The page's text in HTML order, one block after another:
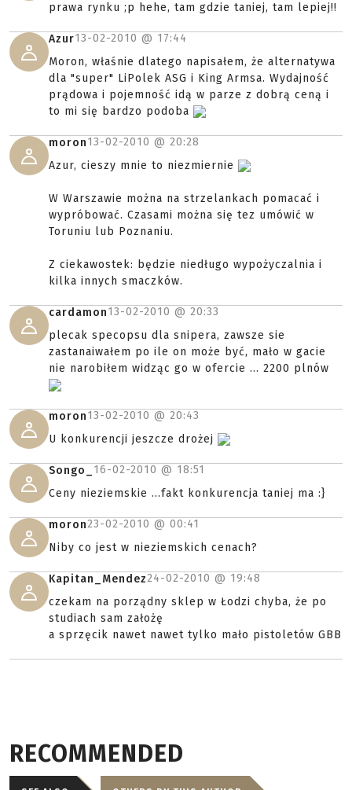
prawa rynku ;p hehe, tam gdzie taniej, tam lepiej!!
Azur13-02-2010 @ 17:44
Moron, właśnie dlatego napisałem, że alternatywa
dla "super" LiPolek ASG i King Armsa. Wydajność
prądowa i pojemność idą w parze z dobrą ceną i
to mi się bardzo podoba
moron13-02-2010 @ 20:28
Azur, cieszy mnie to niezmiernie
W Warszawie można na strzelankach pomacać i
wypróbować. Czasami można się tez umówić w
Toruniu lub Poznaniu.
Z ciekawostek: będzie niedługo wypożyczalnia i
kilka innych smaczków.
cardamon13-02-2010 @ 20:33
plecak specopsu dla snipera, zawsze sie
zastanaiwałem po ile on może być, mało w gacie
nie narobiłem widząc go w ofercie ... 2200 plnów
moron13-02-2010 @ 20:43
U konkurencji jeszcze drożej
Songo_ 16-02-2010 @ 18:51
Ceny nieziemskie ...fakt konkurencja taniej ma :}
moron23-02-2010 @ 00:41
Niby co jest w nieziemskich cenach?
Kapitan_Mendez24-02-2010 @ 19:48
czekam na porządny sklep w Łodzi chyba, że po
studiach sam założę
a sprzęcik nawet nawet tylko mało pistoletów GBB
RECOMMENDED